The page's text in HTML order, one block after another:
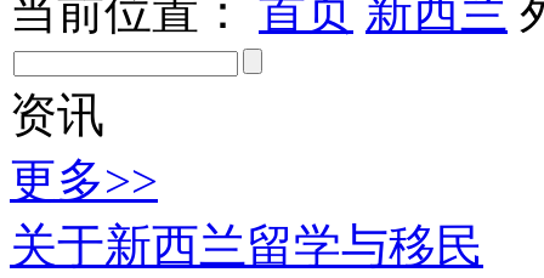
当前位置： 首页 新西兰
资讯
更多>>
关于新西兰留学与移民